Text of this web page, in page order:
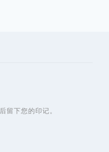
后留下您的印记。